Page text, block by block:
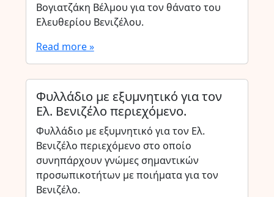
Βογιατζάκη Βέλμου για τον θάνατο του
Ελευθερίου Βενιζέλου.
Read more »
Φυλλάδιο με εξυμνητικό για τον
Ελ. Βενιζέλο περιεχόμενο.
Φυλλάδιο με εξυμνητικό για τον Ελ.
Βενιζέλο περιεχόμενο στο οποίο
συνηπάρχουν γνώμες σημαντικών
προσωπικοτήτων με ποιήματα για τον
Βενιζέλο.